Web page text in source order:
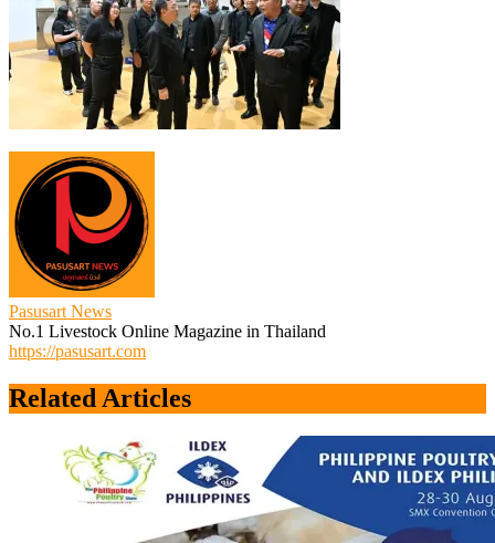
Pasusart News
No.1 Livestock Online Magazine in Thailand
https://pasusart.com
Related Articles